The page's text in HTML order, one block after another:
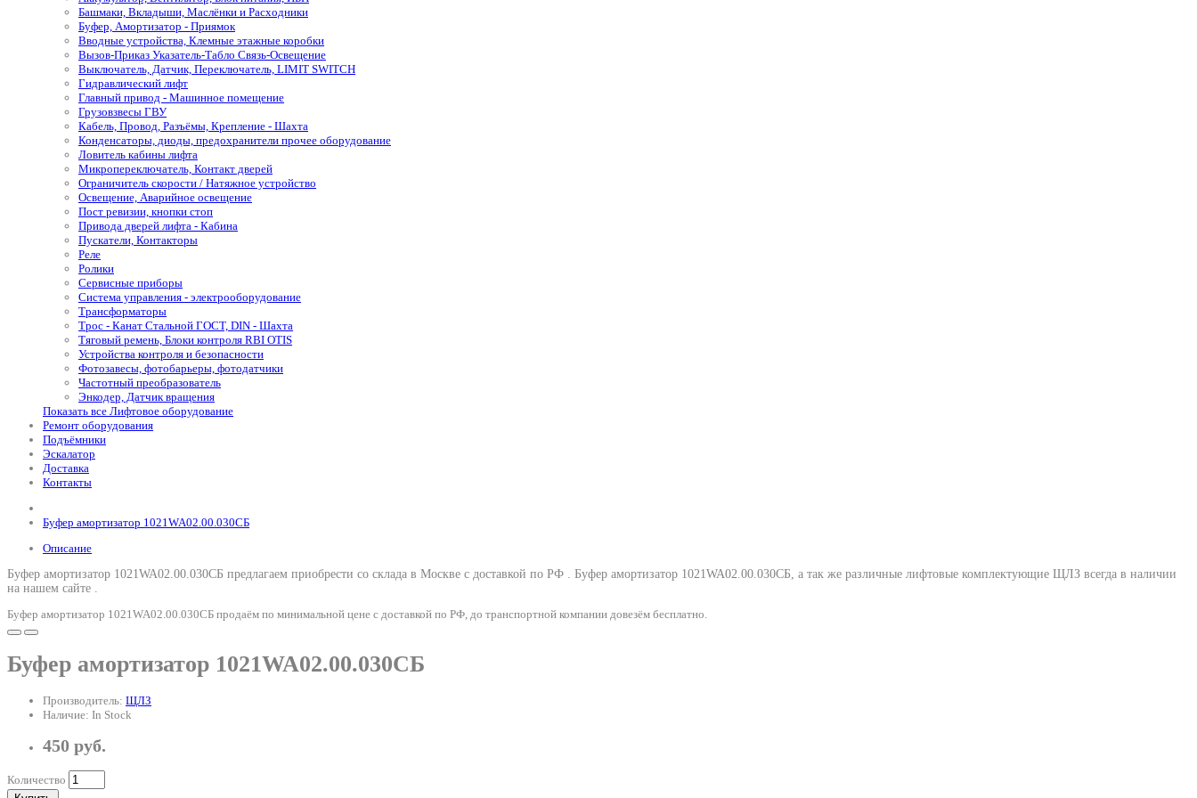
Башмаки, Вкладыши, Маслёнки и Расходники
Буфер, Амортизатор - Приямок
Вводные устройства, Клемные этажные коробки
Вызов-Приказ Указатель-Табло Связь-Освещение
Выключатель, Датчик, Переключатель, LIMIT SWITCH
Гидравлический лифт
Главный привод - Машинное помещение
Грузовзвесы ГВУ
Кабель, Провод, Разъёмы, Крепление - Шахта
Конденсаторы, диоды, предохранители прочее оборудование
Ловитель кабины лифта
Микропереключатель, Контакт дверей
Ограничитель скорости / Натяжное устройство
Освещение, Аварийное освещение
Пост ревизии, кнопки стоп
Привода дверей лифта - Кабина
Пускатели, Контакторы
Реле
Ролики
Сервисные приборы
Система управления - электрооборудование
Трансформаторы
Трос - Канат Стальной ГОСТ, DIN - Шахта
Тяговый ремень, Блоки контроля RBI OTIS
Устройства контроля и безопасности
Фотозавесы, фотобарьеры, фотодатчики
Частотный преобразователь
Энкодер, Датчик вращения
Показать все Лифтовое оборудование
Ремонт оборудования
Подъёмники
Эскалатор
Доставка
Контакты
Буфер амортизатор 1021WA02.00.030СБ
Описание
Буфер амортизатор 1021WA02.00.030СБ предлагаем приобрести со склада в Москве с доставкой по РФ . Буфер амортизатор 1021WA02.00.030СБ, а так же различные лифтовые комплектующие ЩЛЗ всегда в наличии
на нашем сайте .
Буфер амортизатор 1021WA02.00.030СБ продаём по минимальной цене с доставкой по РФ, до транспортной компании довезём бесплатно.
Буфер амортизатор 1021WA02.00.030СБ
Производитель: ЩЛЗ
Наличие: In Stock
450 руб.
Количество